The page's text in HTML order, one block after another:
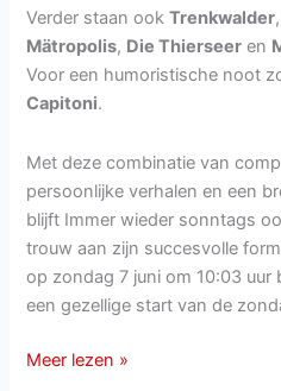
Verder staan ookTrenkwalder,
Mätropolis, Die Thierseer en
Voor een humoristische noot
Capitoni.
Met deze combinatie van
persoonlijke verhalen en een
blijft Immer wieder sonntags
trouw aan zijn succesvolle
op zondag 7 juni om 10:03 uur
een gezellige start van de
Immer
Meer lezen »